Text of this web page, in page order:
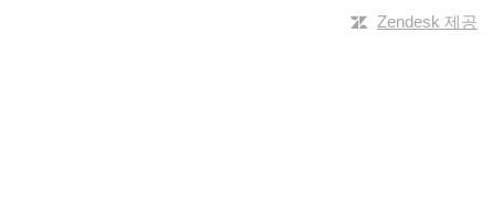
Zendesk 제공